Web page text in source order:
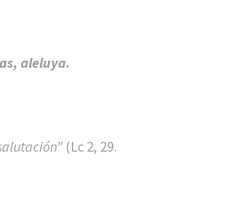
aleluya.
(Lc 2, 29.